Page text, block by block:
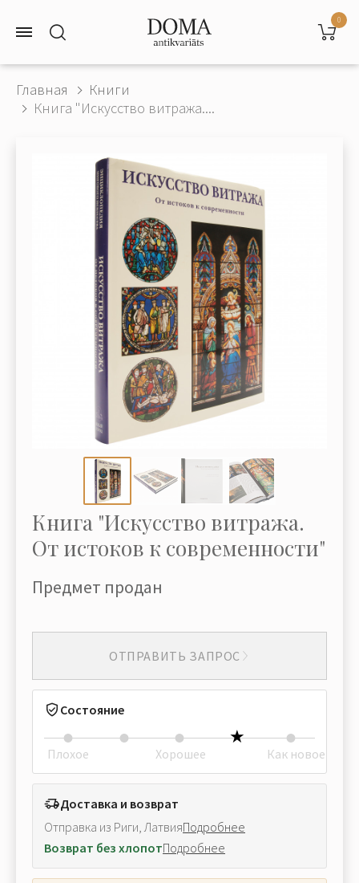
0
Главная
Книги
Книга "Искусство витража....
Книга "Искусство витража.
От истоков к современности"
Предмет продан
ОТПРАВИТЬ ЗАПРОС
Состояние
Плохое Хорошее Как новое
Доставка и возврат
Отправка из Риги, ЛатвияПодробнее
Возврат без хлопотПодробнее